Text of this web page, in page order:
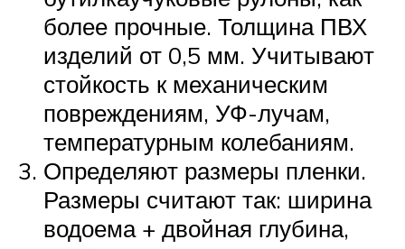
более прочные. Толщина ПВХ
изделий от 0,5 мм. Учитывают
стойкость к механическим
повреждениям, УФ-лучам,
температурным колебаниям.
Определяют размеры пленки.
Размеры считают так: ширина
водоема + двойная глубина,